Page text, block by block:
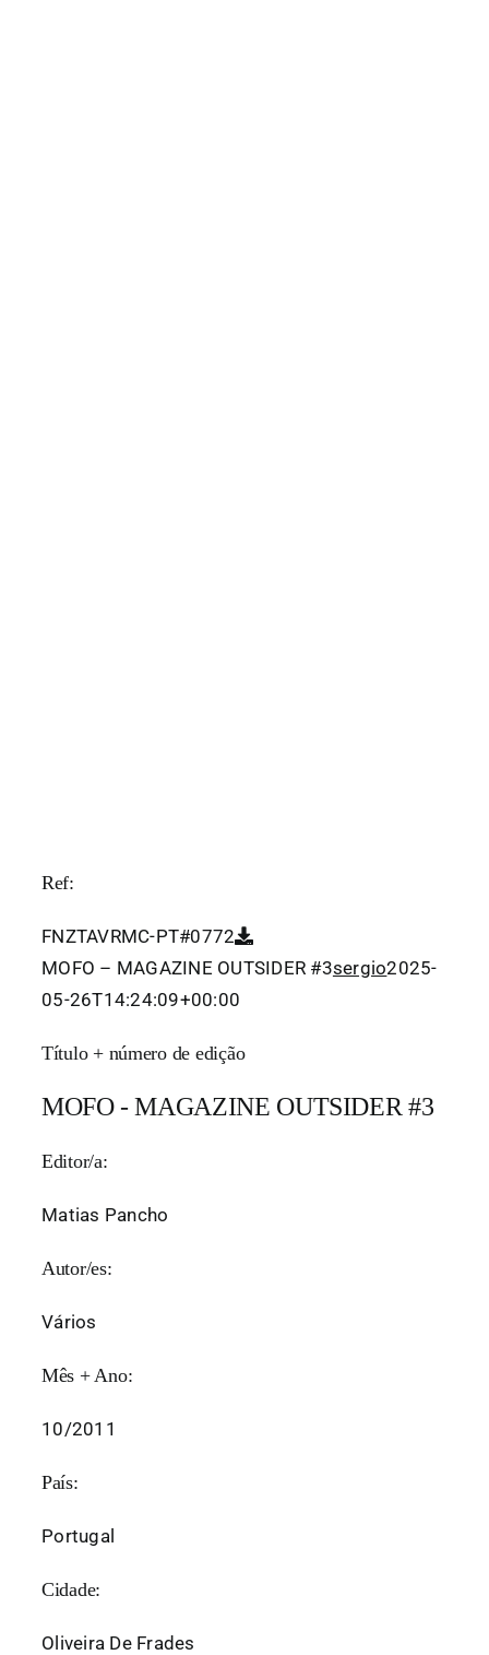
Ref:
FNZTAVRMC-PT#0772
MOFO – MAGAZINE OUTSIDER #3sergio2025-
05-26T14:24:09+00:00
Título + número de edição
MOFO - MAGAZINE OUTSIDER #3
Editor/a:
Matias Pancho
Autor/es:
Vários
Mês + Ano:
10/2011
País:
Portugal
Cidade:
Oliveira De Frades